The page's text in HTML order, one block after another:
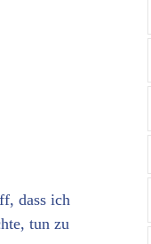
dass ich
tun zu